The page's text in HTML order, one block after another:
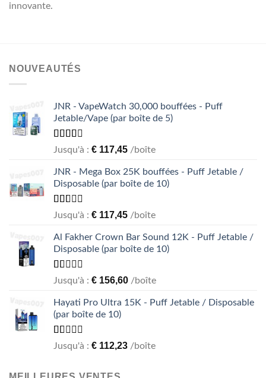
innovante.
NOUVEAUTÉS
JNR - VapeWatch 30,000 bouffées - Puff
Jetable/Vape (par boîte de 5)
Rated
out of
5
Jusqu'à : € 117,45 /boîte
JNR - Mega Box 25K bouffées - Puff Jetable /
Disposable (par boîte de 10)
Rated
out
of 5
Jusqu'à : € 117,45 /boîte
Al Fakher Crown Bar Sound 12K - Puff Jetable /
Disposable (par boîte de 10)
Rated
out
of
5
Jusqu'à : € 156,60 /boîte
Hayati Pro Ultra 15K - Puff Jetable / Disposable
(par boîte de 10)
Rated
of
Jusqu'à : € 112,23 /boîte